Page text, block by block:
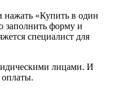
нажать «Купить в один
заполнить форму и
специалист для
лицами. И
оплаты.